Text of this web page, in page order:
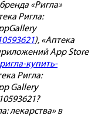
«Ригла»
Ригла:
), «Аптека
App Store
купить-
Ригла:
Gallery
лекарства» в